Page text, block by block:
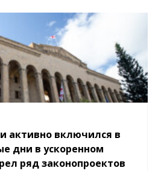
активно включился в
дни в ускоренном
ряд законопроектов